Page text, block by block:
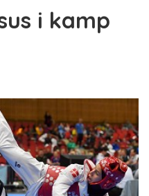
i kamp